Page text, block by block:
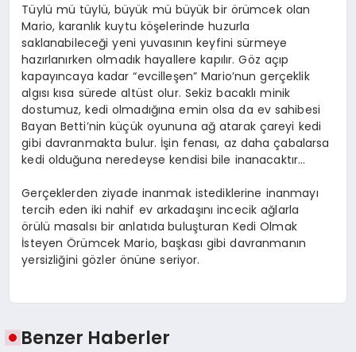
Tüylü mü tüylü, büyük mü büyük bir örümcek olan
Mario, karanlık kuytu köşelerinde huzurla
saklanabileceği yeni yuvasının keyfini sürmeye
hazırlanırken olmadık hayallere kapılır. Göz açıp
kapayıncaya kadar “evcilleşen” Mario’nun gerçeklik
algısı kısa sürede altüst olur. Sekiz bacaklı minik
dostumuz, kedi olmadığına emin olsa da ev sahibesi
Bayan Betti’nin küçük oyununa ağ atarak çareyi kedi
gibi davranmakta bulur. İşin fenası, az daha çabalarsa
kedi olduğuna neredeyse kendisi bile inanacaktır…
Gerçeklerden ziyade inanmak istediklerine inanmayı
tercih eden iki nahif ev arkadaşını incecik ağlarla
örülü masalsı bir anlatıda buluşturan Kedi Olmak
İsteyen Örümcek Mario, başkası gibi davranmanın
yersizliğini gözler önüne seriyor.
Benzer Haberler